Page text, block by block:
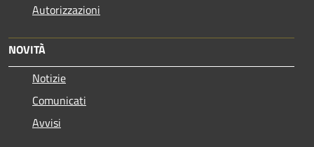
Autorizzazioni
NOVITÀ
Notizie
Comunicati
Avvisi